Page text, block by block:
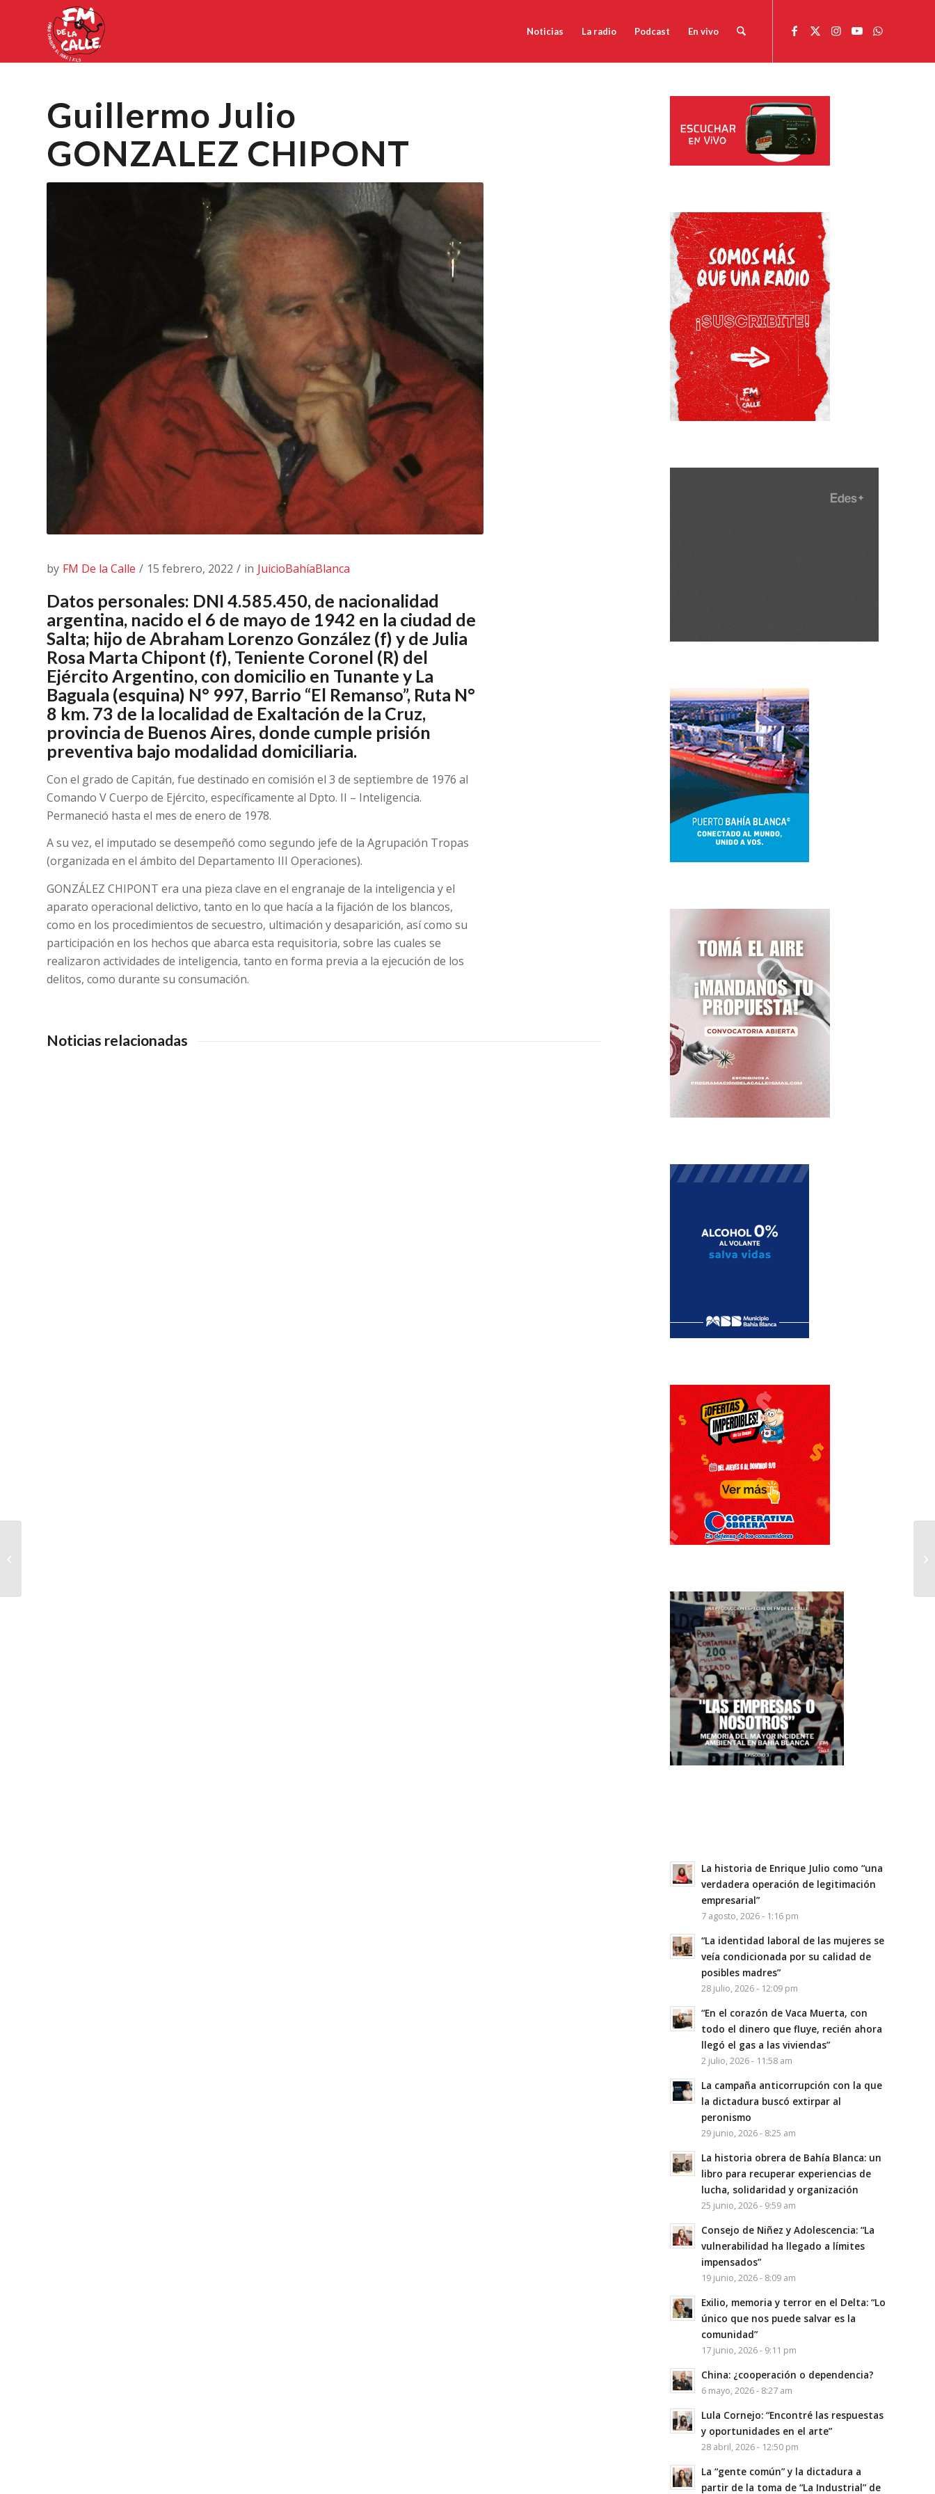
Noticias La radio Podcast En vivo
Guillermo Julio
GONZALEZ CHIPONT
by FM De la Calle / 15 febrero, 2022 / in JuicioBahíaBlanca
Datos personales: DNI 4.585.450, de nacionalidad
argentina, nacido el 6 de mayo de 1942 en la ciudad de
Salta; hijo de Abraham Lorenzo González (f) y de Julia
Rosa Marta Chipont (f), Teniente Coronel (R) del
Ejército Argentino, con domicilio en Tunante y La
Baguala (esquina) N° 997, Barrio “El Remanso”, Ruta N°
8 km. 73 de la localidad de Exaltación de la Cruz,
provincia de Buenos Aires, donde cumple prisión
preventiva bajo modalidad domiciliaria.
Con el grado de Capitán, fue destinado en comisión el 3 de septiembre de 1976 al
Comando V Cuerpo de Ejército, específicamente al Dpto. II – Inteligencia.
Permaneció hasta el mes de enero de 1978.
A su vez, el imputado se desempeñó como segundo jefe de la Agrupación Tropas
(organizada en el ámbito del Departamento III Operaciones).
GONZÁLEZ CHIPONT era una pieza clave en el engranaje de la inteligencia y el
aparato operacional delictivo, tanto en lo que hacía a la fijación de los blancos,
como en los procedimientos de secuestro, ultimación y desaparición, así como su
participación en los hechos que abarca esta requisitoria, sobre las cuales se
realizaron actividades de inteligencia, tanto en forma previa a la ejecución de los
delitos, como durante su consumación.
Noticias relacionadas
La historia de Enrique Julio como “una
verdadera operación de legitimación
empresarial”
7 agosto, 2026 - 1:16 pm
“La identidad laboral de las mujeres se
veía condicionada por su calidad de
posibles madres”
28 julio, 2026 - 12:09 pm
“En el corazón de Vaca Muerta, con
todo el dinero que fluye, recién ahora
llegó el gas a las viviendas”
2 julio, 2026 - 11:58 am
La campaña anticorrupción con la que
la dictadura buscó extirpar al
peronismo
29 junio, 2026 - 8:25 am
La historia obrera de Bahía Blanca: un
libro para recuperar experiencias de
lucha, solidaridad y organización
25 junio, 2026 - 9:59 am
Consejo de Niñez y Adolescencia: “La
vulnerabilidad ha llegado a límites
impensados”
19 junio, 2026 - 8:09 am
Exilio, memoria y terror en el Delta: “Lo
único que nos puede salvar es la
comunidad”
17 junio, 2026 - 9:11 pm
China: ¿cooperación o dependencia?
6 mayo, 2026 - 8:27 am
Lula Cornejo: “Encontré las respuestas
y oportunidades en el arte”
28 abril, 2026 - 12:50 pm
La “gente común” y la dictadura a
partir de la toma de “La Industrial” de